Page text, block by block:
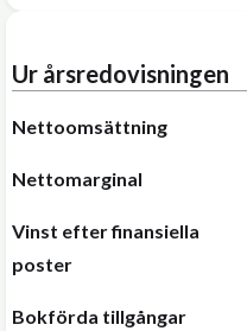
Ur årsredovisningen
Nettoomsättning
Nettomarginal
Vinst efter finansiella
poster
Bokförda tillgångar